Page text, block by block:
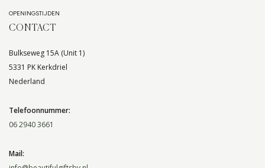
OPENINGSTIJDEN
CONTACT
Bulkseweg 15A (Unit 1)
5331 PK Kerkdriel
Nederland
Telefoonnummer:
06 2940 3661
Mail: